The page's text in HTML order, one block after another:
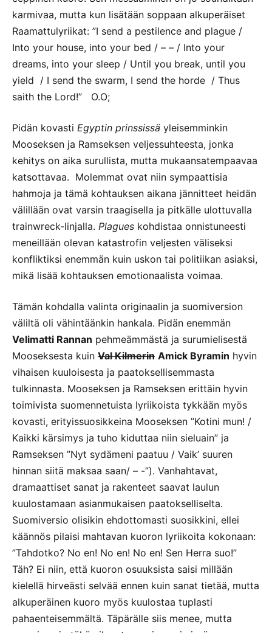
karmivaa, mutta kun lisätään soppaan alkuperäiset
Raamattulyriikat: ”I send a pestilence and plague /
Into your house, into your bed / – – / Into your
dreams, into your sleep / Until you break, until you
yield / I send the swarm, I send the horde / Thus
saith the Lord!” O.O;
Pidän kovasti Egyptin prinssissä yleisemminkin
Mooseksen ja Ramseksen veljessuhteesta, jonka
kehitys on aika surullista, mutta mukaansatempaavaa
katsottavaa. Molemmat ovat niin sympaattisia
hahmoja ja tämä kohtauksen aikana jännitteet heidän
välillään ovat varsin traagisella ja pitkälle ulottuvalla
trainwreck-linjalla. Plagues kohdistaa onnistuneesti
meneillään olevan katastrofin veljesten väliseksi
konfliktiksi enemmän kuin uskon tai politiikan asiaksi,
mikä lisää kohtauksen emotionaalista voimaa.
Tämän kohdalla valinta originaalin ja suomiversion
väliltä oli vähintäänkin hankala. Pidän enemmän
Velimatti Rannan pehmeämmästä ja surumielisestä
Mooseksesta kuin Val Kilmerin Amick Byramin hyvin
vihaisen kuuloisesta ja paatoksellisemmasta
tulkinnasta. Mooseksen ja Ramseksen erittäin hyvin
toimivista suomennetuista lyriikoista tykkään myös
kovasti, erityissuosikkeina Mooseksen ”Kotini mun! /
Kaikki kärsimys ja tuho kiduttaa niin sieluain” ja
Ramseksen ”Nyt sydämeni paatuu / Vaik’ suuren
hinnan siitä maksaa saan/ – -”). Vanhahtavat,
dramaattiset sanat ja rakenteet saavat laulun
kuulostamaan asianmukaisen paatokselliselta.
Suomiversio olisikin ehdottomasti suosikkini, ellei
käännös pilaisi mahtavan kuoron lyriikoita kokonaan:
”Tahdotko? No en! No en! No en! Sen Herra suo!”
Täh? Ei niin, että kuoron osuuksista saisi millään
kielellä hirveästi selvää ennen kuin sanat tietää, mutta
alkuperäinen kuoro myös kuulostaa tuplasti
pahaenteisemmältä. Täpärälle siis menee, mutta